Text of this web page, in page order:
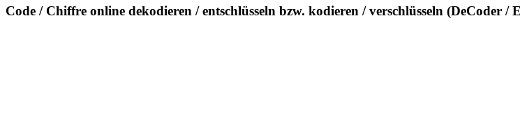
Code / Chiffre online dekodieren / entschlüsseln bzw. kodieren / verschlüsseln (DeCoder /